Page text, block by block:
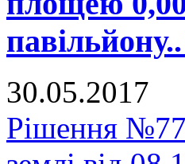
30.05.2017
Рішення